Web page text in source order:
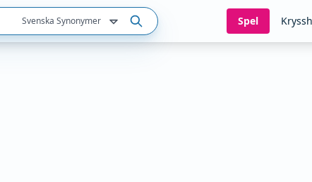
Svenska Synonymer Spel